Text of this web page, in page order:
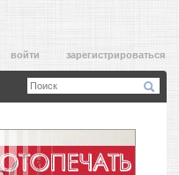
войти зарегистрироваться